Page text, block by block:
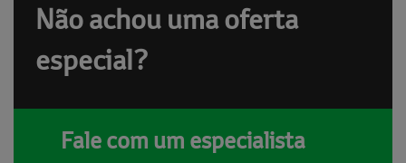
Não achou uma oferta
especial?
Fale com um especialista